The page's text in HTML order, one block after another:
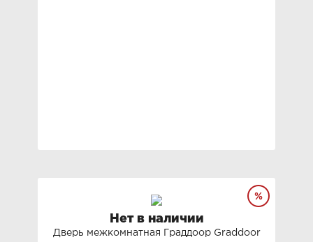
Нет в наличии
Дверь межкомнатная Граддоор Graddoor